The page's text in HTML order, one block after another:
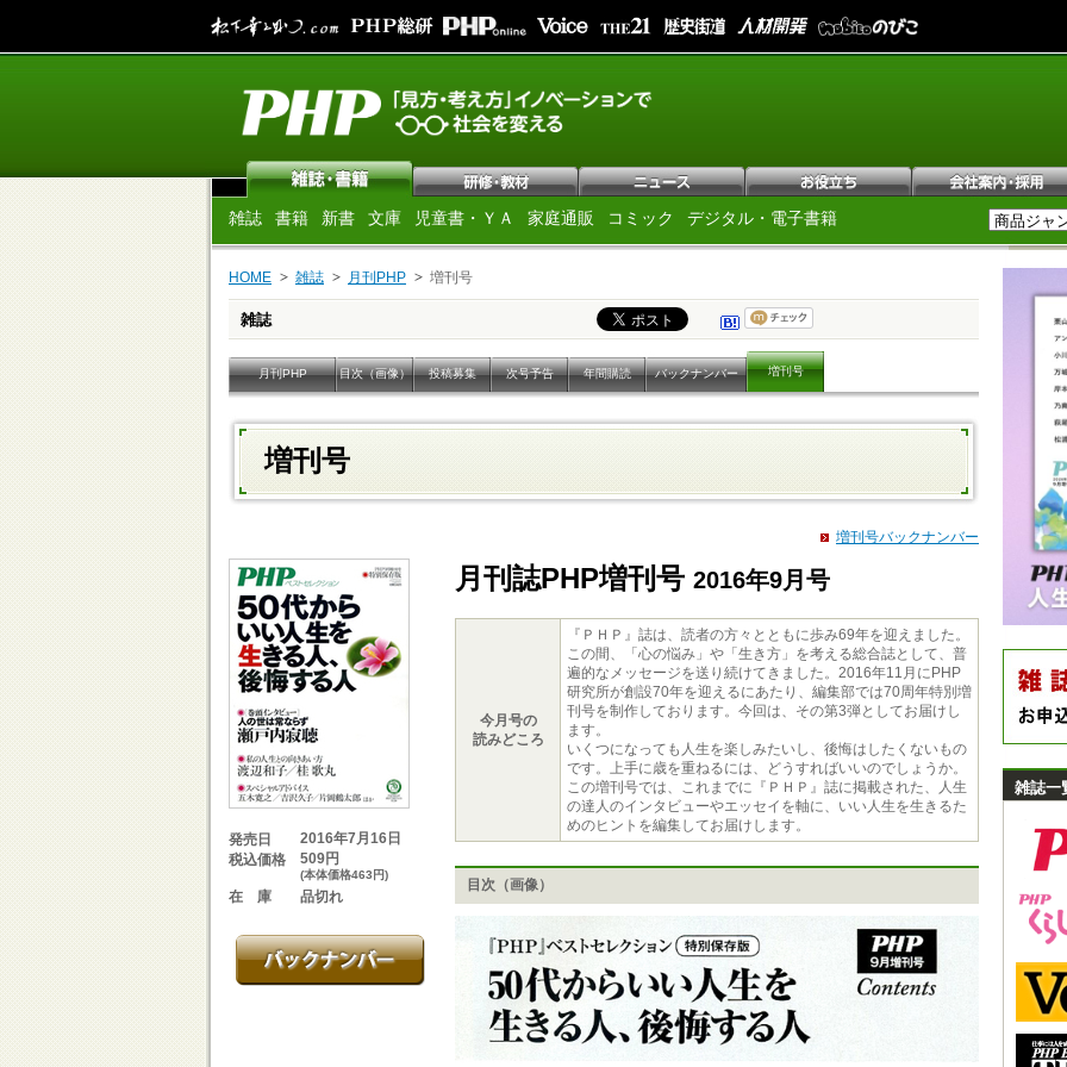
雑誌 書籍 新書 文庫 児童書・ＹＡ 家庭通販 コミック デジタル・電子書籍
HOME 雑誌 月刊PHP 増刊号
雑誌
月刊PHP 目次（画像） 投稿募集 次号予告 年間購読 バックナンバー 増刊号
増刊号
増刊号バックナンバー
発売日
2016年7月16日
税込価格
509円
(本体価格463円)
在 庫 品切れ
月刊誌PHP増刊号 2016年9月号
今月号の
読みどころ
『ＰＨＰ』誌は、読者の方々とともに歩み69年を迎えました。
この間、「心の悩み」や「生き方」を考える総合誌として、普
遍的なメッセージを送り続けてきました。2016年11月にPHP
研究所が創設70年を迎えるにあたり、編集部では70周年特別増
刊号を制作しております。今回は、その第3弾としてお届けし
ます。
いくつになっても人生を楽しみたいし、後悔はしたくないもの
です。上手に歳を重ねるには、どうすればいいのでしょうか。
この増刊号では、これまでに『ＰＨＰ』誌に掲載された、人生
の達人のインタビューやエッセイを軸に、いい人生を生きるた
めのヒントを編集してお届けします。
目次（画像）
雑誌一